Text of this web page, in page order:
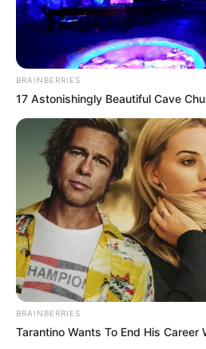
Ambyar! 10 Kalimat Baper
Pakai Bahasa Jawa Ini Bikin
Galau Abis
Fail! 10 Potret Makanan
Dimasak yang Bikin Kamu
Nggak Selera
BRAINBERRIES
17 Astonishingly Beautiful Cave
BRAINBERRIES
Tarantino Wants To End His Career